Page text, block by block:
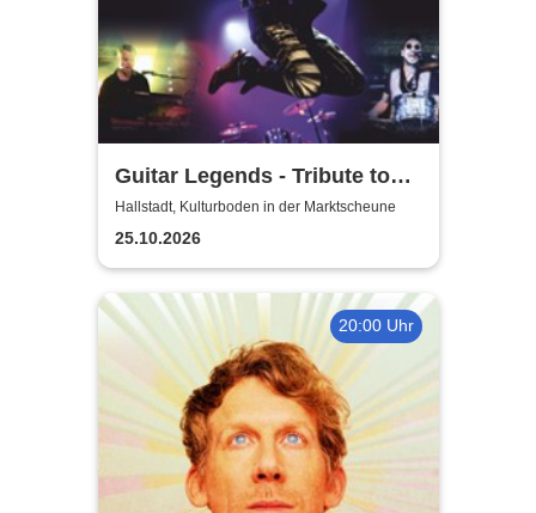
Guitar Legends - Tribute to
Greatest Guitar-Hits
Hallstadt, Kulturboden in der Marktscheune
25.10.2026
20:00 Uhr